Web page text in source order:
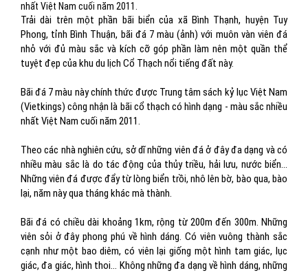
nhất Việt Nam cuối năm 2011.
Trải dài trên một phần bãi biển của xã Bình Thạnh, huyện Tuy
Phong, tỉnh Bình Thuận, bãi đá 7 màu (ảnh) với muôn vàn viên đá
nhỏ với đủ màu sắc và kích cỡ góp phần làm nên một quần thể
tuyệt đẹp của khu du lịch Cổ Thạch nổi tiếng đất này.
Bãi đá 7 màu này chính thức được Trung tâm sách kỷ lục Việt Nam
(Vietkings) công nhận là bãi cổ thạch có hình dạng - màu sắc nhiều
nhất Việt Nam cuối năm 2011.
Theo các nhà nghiên cứu, sở dĩ những viên đá ở đây đa dạng và có
nhiều màu sắc là do tác động của thủy triều, hải lưu, nước biển…
Những viên đá được đẩy từ lòng biển trồi, nhô lên bờ, bào qua, bào
lại, năm này qua tháng khác mà thành.
Bãi đá có chiều dài khoảng 1km, rộng từ 200m đến 300m. Những
viên sỏi ở đây phong phú về hình dáng. Có viên vuông thành sắc
cạnh như một bao diêm, có viên lại giống một hình tam giác, lục
giác, đa giác, hình thoi... Không những đa dạng về hình dáng, những